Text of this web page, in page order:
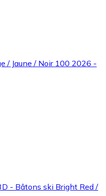
/ Jaune / Noir 100 2026 -
- Bâtons ski Bright Red /